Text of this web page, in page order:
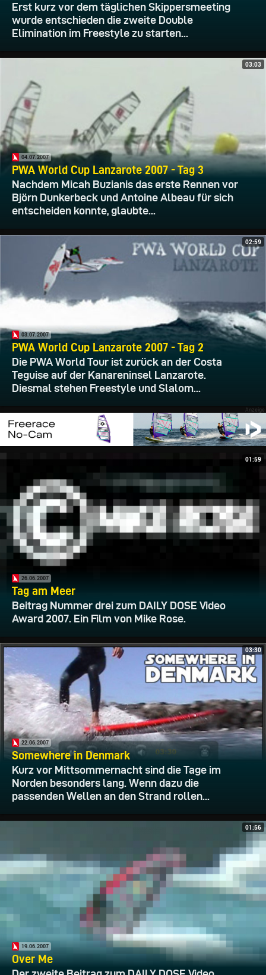
Erst kurz vor dem täglichen Skippersmeeting
wurde entschieden die zweite Double
Elimination im Freestyle zu starten...
03:03
04.07.2007
PWA World Cup Lanzarote 2007 - Tag 3
Nachdem Micah Buzianis das erste Rennen vor
Björn Dunkerbeck und Antoine Albeau für sich
entscheiden konnte, glaubte...
02:59
03.07.2007
PWA World Cup Lanzarote 2007 - Tag 2
Die PWA World Tour ist zurück an der Costa
Teguise auf der Kanareninsel Lanzarote.
Diesmal stehen Freestyle und Slalom...
01:59
26.06.2007
Tag am Meer
Beitrag Nummer drei zum DAILY DOSE Video
Award 2007. Ein Film von Mike Rose.
03:30
22.06.2007
Somewhere in Denmark
Kurz vor Mittsommernacht sind die Tage im
Norden besonders lang. Wenn dazu die
passenden Wellen an den Strand rollen...
01:56
19.06.2007
Over Me